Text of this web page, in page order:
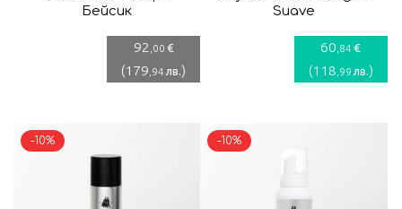
Бейсик
92 ,00 €
(179 ,94 лв.)
Suave
60 ,84 €
(118 ,99 лв.)
-10% -10%